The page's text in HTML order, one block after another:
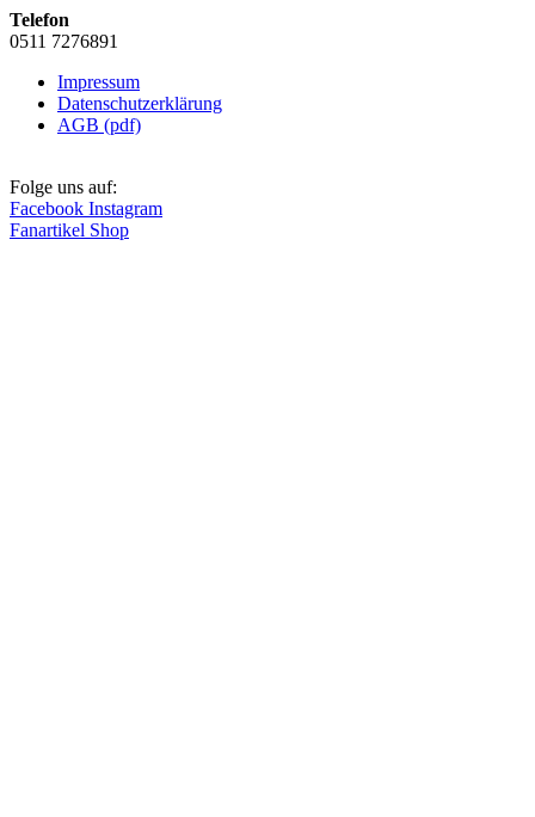
Telefon
0511 7276891
Impressum
Datenschutzerklärung
AGB (pdf)
Folge uns auf:
Facebook Instagram
Fanartikel Shop